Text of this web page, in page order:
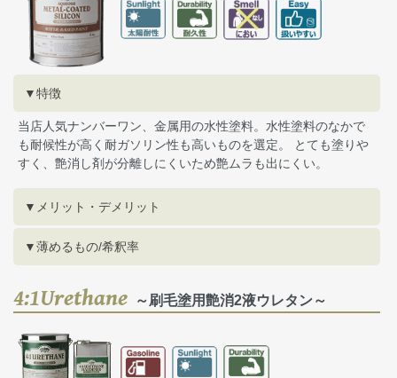
▼特徴
当店人気ナンバーワン、金属用の水性塗料。水性塗料のなかで
も耐候性が高く耐ガソリン性も高いものを選定。 とても塗りや
すく、艶消し剤が分離しにくいため艶ムラも出にくい。
▼メリット・デメリット
▼薄めるもの/希釈率
4:1Urethane ～刷毛塗用艶消2液ウレタン～